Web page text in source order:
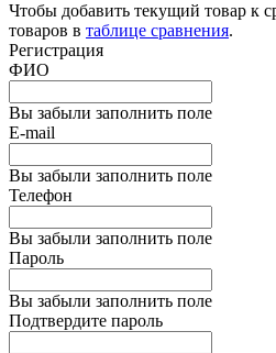
Чтобы добавить текущий товар к
товаров в таблице сравнения.
Регистрация
ФИО
Вы забыли заполнить поле
E-mail
Вы забыли заполнить поле
Телефон
Вы забыли заполнить поле
Пароль
Вы забыли заполнить поле
Подтвердите пароль